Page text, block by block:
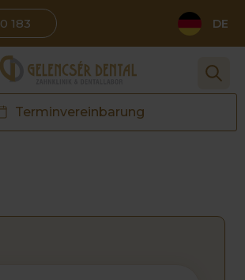
183 DE
Terminvereinbarung